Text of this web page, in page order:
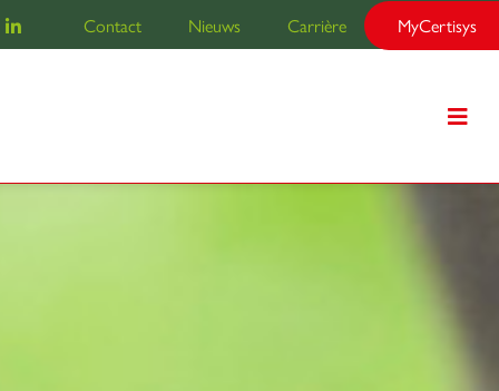
Contact Nieuws Carrière MyCertisys